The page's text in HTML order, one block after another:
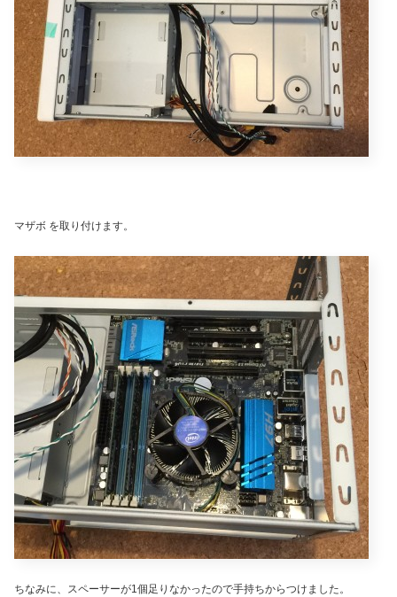
マザボ を取り付けます。
ちなみに、スペーサーが1個足りなかったので手持ちからつけました。